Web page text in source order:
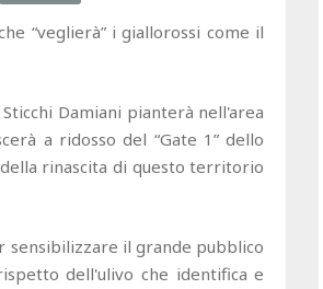
“veglierà” i giallorossi come il
Damiani pianterà nell'area
a ridosso del “Gate 1” dello
rinascita di questo territorio
sensibilizzare il grande pubblico
dell'ulivo che identifica e